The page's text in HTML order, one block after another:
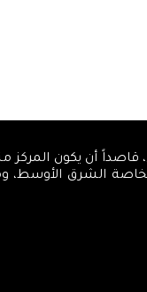
والضياء، قاصداً أن
الشرق